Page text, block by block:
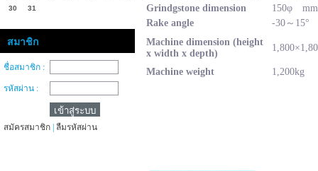
30
31
สมาชิก
ชื่อสมาชิก :
รหัสผ่าน :
สมัครสมาชิก ลืมรหัสผ่าน
Grindgstone dimension
150φ mm
Rake angle
-30～15°
Machine dimension (height
x width x depth)
Machine weight 1,200kg